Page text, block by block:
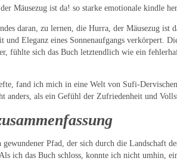
Mäusezug ist da! so starke emotionale kindle
daran, zu lernen, die Hurra, der Mäusezug
und Eleganz eines Sonnenaufgangs verkörpert.
fühlte sich das Buch letztendlich wie ein
fand ich mich in eine Welt von Sufi-
anders, als ein Gefühl der Zufriedenheit und
Pfad, der sich durch die Landschaft
ich das Buch schloss, konnte ich nicht umhin,